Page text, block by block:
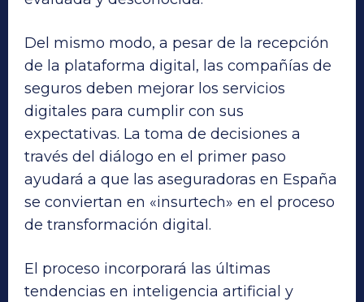
Del mismo modo, a pesar de la recepción
de la plataforma digital, las compañías de
seguros deben mejorar los servicios
digitales para cumplir con sus
expectativas. La toma de decisiones a
través del diálogo en el primer paso
ayudará a que las aseguradoras en España
se conviertan en «insurtech» en el proceso
de transformación digital.
El proceso incorporará las últimas
tendencias en inteligencia artificial y